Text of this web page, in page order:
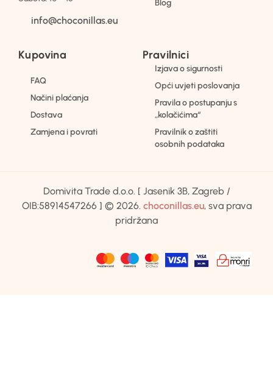
info@choconillas.eu
Blog
Kupovina
FAQ
Načini plaćanja
Dostava
Zamjena i povrati
Pravilnici
Izjava o sigurnosti
Opći uvjeti poslovanja
Pravila o postupanju s
„kolačićima“
Pravilnik o zaštiti
osobnih podataka
Domivita Trade d.o.o. [ Jasenik 3B, Zagreb /
OIB:58914547266 ] © 2026. choconillas.eu, sva prava
pridržana